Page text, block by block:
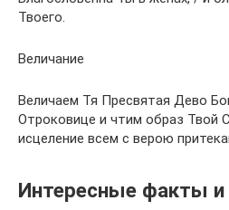
Твоего.
Величание
Величаем Тя Пресвятая Дево
Отроковице и чтим образ Твой
исцеление всем с верою
Интересные факты и